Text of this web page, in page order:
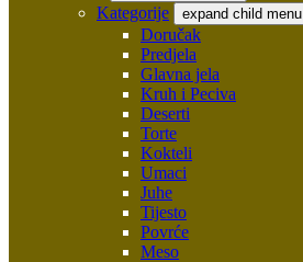
Kategorije expand child menu
Doručak
Predjela
Glavna jela
Kruh i Peciva
Deserti
Torte
Kokteli
Umaci
Juhe
Tijesto
Povrće
Meso